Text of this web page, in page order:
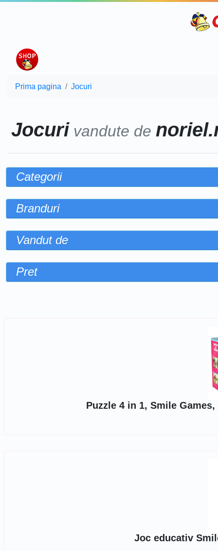
Prima pagina Jocuri
Jocuri vandute de
Categorii
Branduri
Vandut de
Pret
Puzzle 4 in 1, Smile
Joc educativ